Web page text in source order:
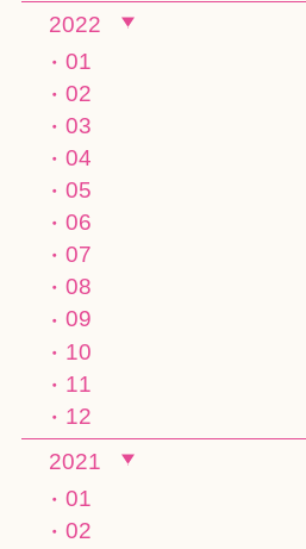
2022
01
02
03
04
05
06
07
08
09
10
11
12
2021
01
02